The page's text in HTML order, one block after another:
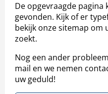
De opgevraagde pagina
gevonden. Kijk of er
bekijk onze sitemap om
zoekt.
Nog een ander
mail en we nemen
uw geduld!